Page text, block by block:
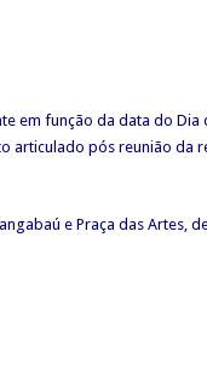
em função da data do Dia
articulado pós reunião da
e Praça das Artes,